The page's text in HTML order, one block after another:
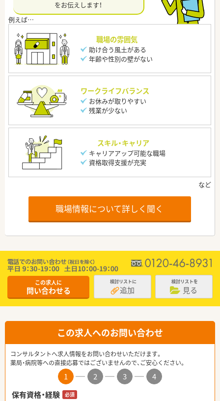
をお伝えします！
職場の雰囲気
助け合う風土がある
年齢や性別の壁がない
ワークライフバランス
お休みが取りやすい
残業が少ない
スキル・キャリア
キャリアアップ可能な職場
資格取得支援が充実
職場情報について詳しく聞く
この求人に
問い合わせる
検討リストに
追加
検討リストを
見る
この求人へのお問い合わせ
コンサルタントへ求人情報をお問い合わせいただけます。
薬局・病院等への直接応募ではございませんので、ご安心ください。
1 2 3
4
保有資格・経験
必須